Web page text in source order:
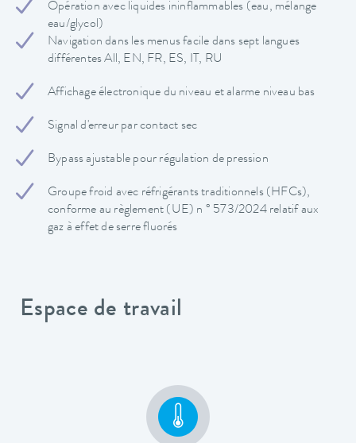
Opération avec liquides ininflammables (eau, mélange
eau/glycol)
Navigation dans les menus facile dans sept langues
différentes All, EN, FR, ES, IT, RU
Affichage électronique du niveau et alarme niveau bas
Signal d'erreur par contact sec
Bypass ajustable pour régulation de pression
Groupe froid avec réfrigérants traditionnels (HFCs),
conforme au règlement (UE) n ° 573/2024 relatif aux
gaz à effet de serre fluorés
Espace de travail